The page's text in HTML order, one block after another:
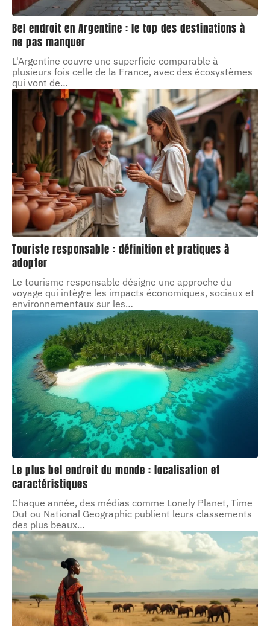
Bel endroit en Argentine : le top des destinations à
ne pas manquer
L'Argentine couvre une superficie comparable à
plusieurs fois celle de la France, avec des écosystèmes
qui vont de…
Touriste responsable : définition et pratiques à
adopter
Le tourisme responsable désigne une approche du
voyage qui intègre les impacts économiques, sociaux et
environnementaux sur les…
Le plus bel endroit du monde : localisation et
caractéristiques
Chaque année, des médias comme Lonely Planet, Time
Out ou National Geographic publient leurs classements
des plus beaux…